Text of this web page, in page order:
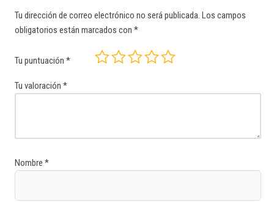
Tu dirección de correo electrónico no será publicada. Los campos
obligatorios están marcados con *
Tu puntuación *
Tu valoración *
Nombre *